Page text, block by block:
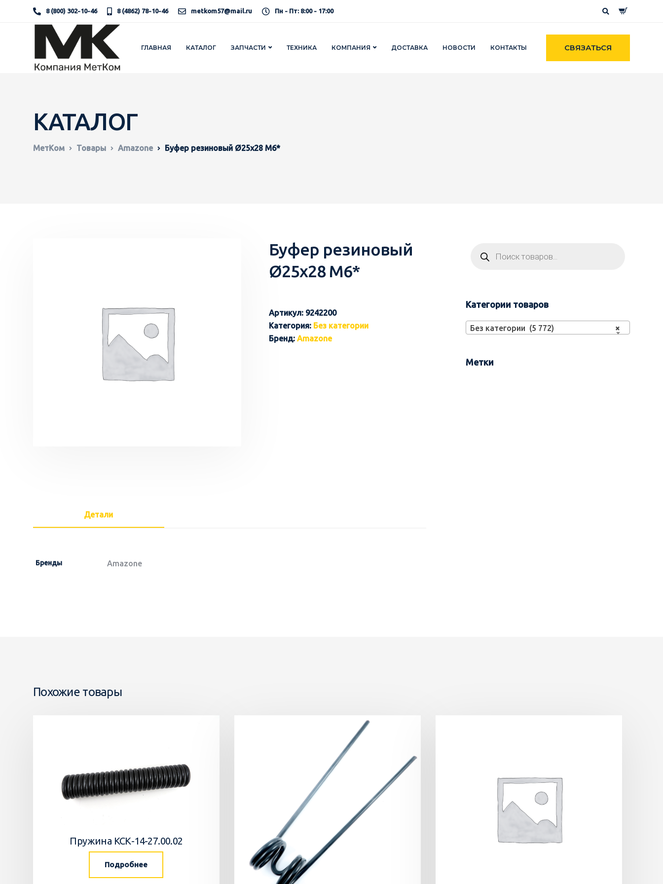
8 (800) 302-10-46 8 (4862) 78-10-46 metkom57@mail.ru Пн - Пт: 8:00 - 17:00
ГЛАВНАЯ КАТАЛОГ ЗАПЧАСТИ ТЕХНИКА КОМПАНИЯ ДОСТАВКА НОВОСТИ КОНТАКТЫ СВЯЗАТЬСЯ
КАТАЛОГ
МетКом Товары Amazone Буфер резиновый Ø25х28 М6*
Буфер резиновый
Ø25х28 М6*
Артикул: 9242200
Категория: Без категории
Бренд: Amazone
Детали
Бренды Amazone
Категории товаров
×
Без категории (5 772)
Метки
Похожие товары
Пружина КСК-14-27.00.02
Подробнее